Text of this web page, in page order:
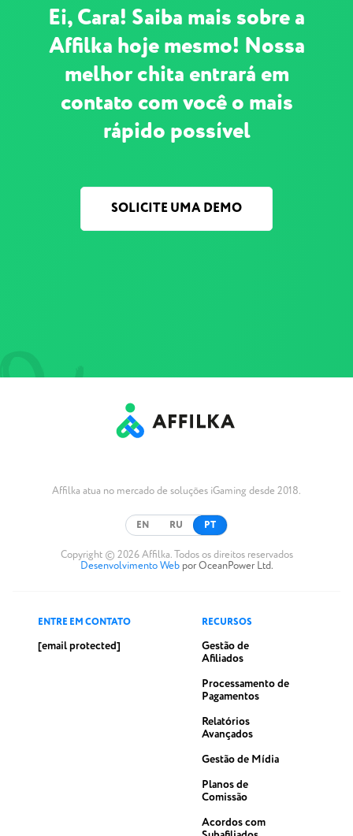
Ei, Cara! Saiba mais sobre a
Affilka hoje mesmo! Nossa
melhor chita entrará em
contato com você o mais
rápido possível
SOLICITE UMA DEMO
Affilka atua no mercado de soluções iGaming desde 2018.
EN RU PT
Copyright © 2026 Affilka. Todos os direitos reservados
Desenvolvimento Web por OceanPower Ltd.
ENTRE EM CONTATO
[email protected]
RECURSOS
Gestão de
Afiliados
Processamento de
Pagamentos
Relatórios
Avançados
Gestão de Mídia
Planos de
Comissão
Acordos com